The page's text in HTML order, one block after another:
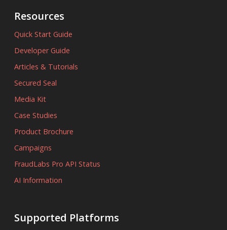
Resources
Quick Start Guide
Developer Guide
Articles & Tutorials
Secured Seal
Media Kit
Case Studies
Product Brochure
Campaigns
FraudLabs Pro API Status
AI Information
Supported Platforms